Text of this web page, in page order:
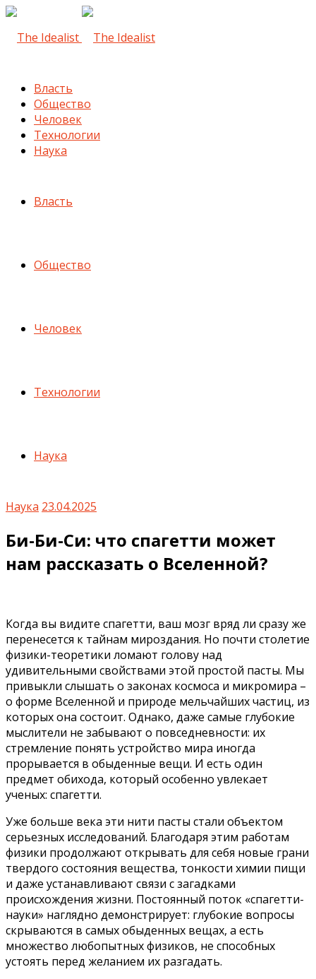
Власть
Общество
Человек
Технологии
Наука
Власть
Общество
Человек
Технологии
Наука
Наука 23.04.2025
Би-Би-Си: что спагетти может
нам рассказать о Вселенной?
Когда вы видите спагетти, ваш мозг вряд ли сразу же
перенесется к тайнам мироздания. Но почти столетие
физики-теоретики ломают голову над
удивительными свойствами этой простой пасты. Мы
привыкли слышать о законах космоса и микромира –
о форме Вселенной и природе мельчайших частиц, из
которых она состоит. Однако, даже самые глубокие
мыслители не забывают о повседневности: их
стремление понять устройство мира иногда
прорывается в обыденные вещи. И есть один
предмет обихода, который особенно увлекает
ученых: спагетти.
Уже больше века эти нити пасты стали объектом
серьезных исследований. Благодаря этим работам
физики продолжают открывать для себя новые грани
твердого состояния вещества, тонкости химии пищи
и даже устанавливают связи с загадками
происхождения жизни. Постоянный поток «спагетти-
науки» наглядно демонстрирует: глубокие вопросы
скрываются в самых обыденных вещах, а есть
множество любопытных физиков, не способных
устоять перед желанием их разгадать.